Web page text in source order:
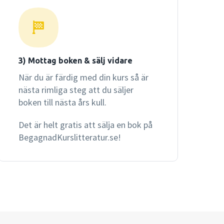
3) Mottag boken & sälj vidare
När du är färdig med din kurs så är
nästa rimliga steg att du säljer
boken till nästa års kull.
Det är helt gratis att sälja en bok på
BegagnadKurslitteratur.se!